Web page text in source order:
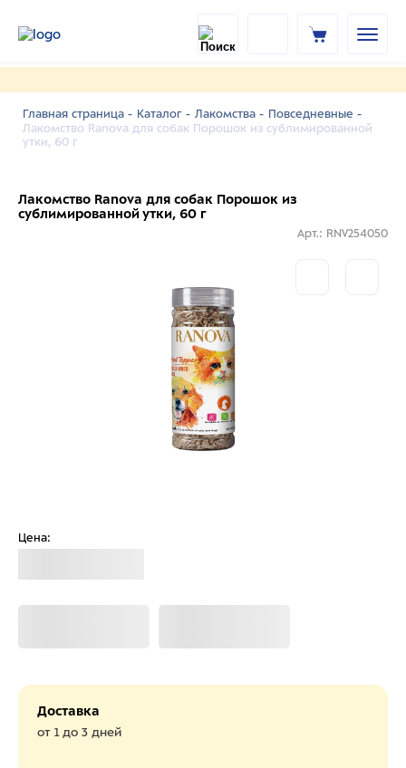
Главная страница - Каталог - Лакомства - Повседневные -
Лакомство Ranova для собак Порошок из сублимированной
утки, 60 г
Лакомство Ranova для собак Порошок из
сублимированной утки, 60 г
Арт.: RNV254050
Цена:
Доставка
от 1 до 3 дней